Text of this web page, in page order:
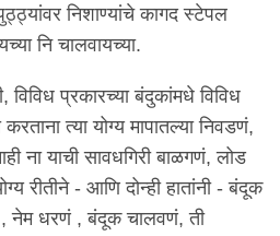
निशाण्यांचे कागद स्टेपल
नि चालवायच्या.
विविध प्रकारच्या बंदुकांमधे विविध
त्या योग्य मापातल्या निवडणं,
ना याची सावधगिरी बाळगणं, लोड
रीतीने - आणि दोन्ही हातांनी - बंदूक
नेम धरणं , बंदूक चालवणं, ती